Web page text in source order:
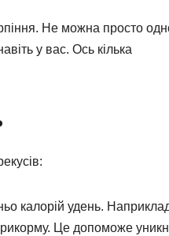
Не можна просто
у вас. Ось кілька
калорій удень.
Це допоможе